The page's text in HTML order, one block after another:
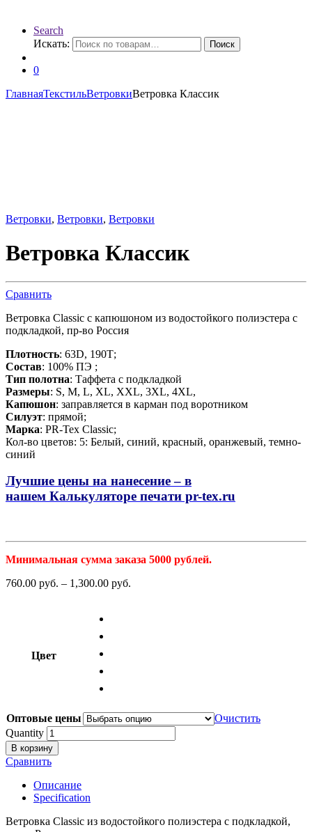
Search
Искать:
Поиск
0
ГлавнаяТекстильВетровкиВетровка Классик
Ветровки, Ветровки, Ветровки
Ветровка Классик
Сравнить
Ветровка Classic с капюшоном из водостойкого полиэстера с
подкладкой, пр-во Россия
Плотность: 63D, 190Т;
Состав: 100% ПЭ ;
Тип полотна: Таффета с подкладкой
Размеры: S, M, L, XL, XXL, 3XL, 4XL,
Капюшон: заправляется в карман под воротником
Силуэт: прямой;
Марка: PR-Tex Classic;
Кол-во цветов: 5: Белый, синий, красный, оранжевый, темно-
синий
Лучшие цены на нанесение – в
нашем Калькуляторе печати pr-tex.ru
Минимальная сумма заказа 5000 рублей.
760.00 руб. – 1,300.00 руб.
Цвет
Оптовые цены
Очистить
Quantity
В корзину
Сравнить
Описание
Specification
Ветровка Classic из водостойкого полиэстера с подкладкой,